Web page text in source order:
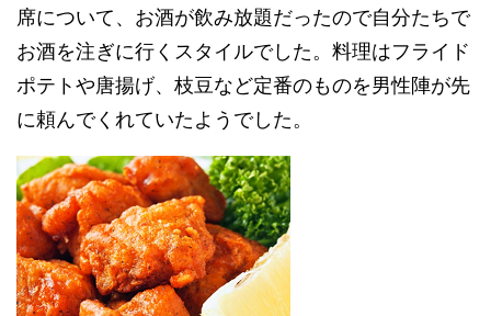
席について、お酒が飲み放題だったので自分たちで
お酒を注ぎに行くスタイルでした。料理はフライド
ポテトや唐揚げ、枝豆など定番のものを男性陣が先
に頼んでくれていたようでした。